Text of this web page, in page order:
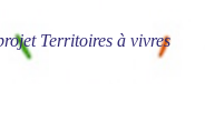
Territoires à vivres